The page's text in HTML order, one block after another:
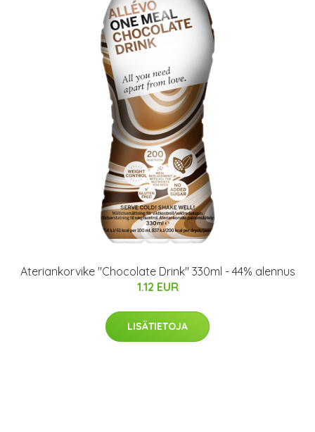
Ateriankorvike "Chocolate Drink" 330ml - 44% alennus
1.12 EUR
LISÄTIETOJA